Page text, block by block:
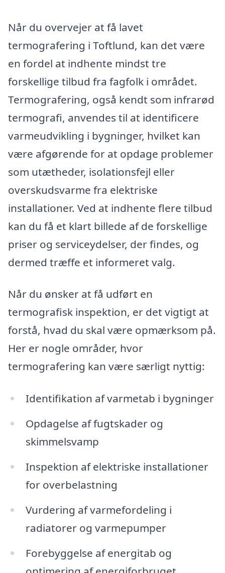
Når du overvejer at få lavet
termografering i Toftlund, kan det være
en fordel at indhente mindst tre
forskellige tilbud fra fagfolk i området.
Termografering, også kendt som infrarød
termografi, anvendes til at identificere
varmeudvikling i bygninger, hvilket kan
være afgørende for at opdage problemer
som utætheder, isolationsfejl eller
overskudsvarme fra elektriske
installationer. Ved at indhente flere tilbud
kan du få et klart billede af de forskellige
priser og serviceydelser, der findes, og
dermed træffe et informeret valg.
Når du ønsker at få udført en
termografisk inspektion, er det vigtigt at
forstå, hvad du skal være opmærksom på.
Her er nogle områder, hvor
termografering kan være særligt nyttig:
Identifikation af varmetab i bygninger
Opdagelse af fugtskader og
skimmelsvamp
Inspektion af elektriske installationer
for overbelastning
Vurdering af varmefordeling i
radiatorer og varmepumper
Forebyggelse af energitab og